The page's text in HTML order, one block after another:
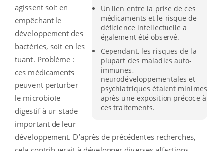
Un lien entre la prise de ces
médicaments et le risque de
déficience intellectuelle a
également été observé.
Cependant, les risques de la
plupart des maladies auto-
immunes,
neurodéveloppementales et
psychiatriques étaient minimes
après une exposition précoce à
ces traitements.
agissent soit en
empêchant le
développement des
bactéries, soit en les
tuant. Problème :
ces médicaments
peuvent perturber
le microbiote
digestif à un stade
important de leur
développement. D’après de précédentes recherches,